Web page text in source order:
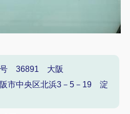
36891 大阪
市中央区北浜3－5－19 淀